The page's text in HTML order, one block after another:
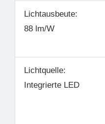
Lichtausbeute:
88 lm/W
Lichtquelle:
Integrierte LED